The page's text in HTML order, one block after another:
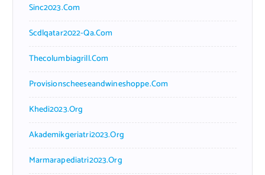
Sinc2023.com
Scdlqatar2022-Qa.com
Thecolumbiagrill.com
Provisionscheeseandwineshoppe.com
Khedi2023.org
Akademikgeriatri2023.org
Marmarapediatri2023.org